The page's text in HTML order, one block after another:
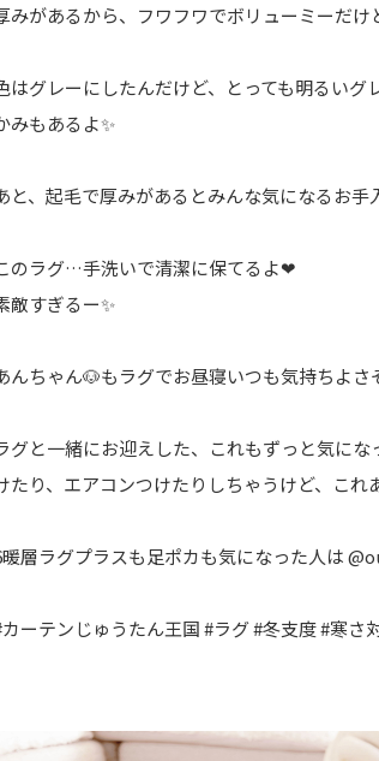
みがあるから、フワフワでボリューミーだ
はグレーにしたんだけど、とっても明るい
みもあるよ✨
と、起毛で厚みがあるとみんな気になるお手
のラグ…手洗いで清潔に保てるよ❤︎
敵すぎるー✨
んちゃん🐶もラグでお昼寝いつも気持ちよさ
グと一緒にお迎えした、これもずっと気に
たり、エアコンつけたりしちゃうけど、こ
層ラグプラスも足ポカも気になった人は
ーテンじゅうたん王国 #ラグ#冬支度#寒さ